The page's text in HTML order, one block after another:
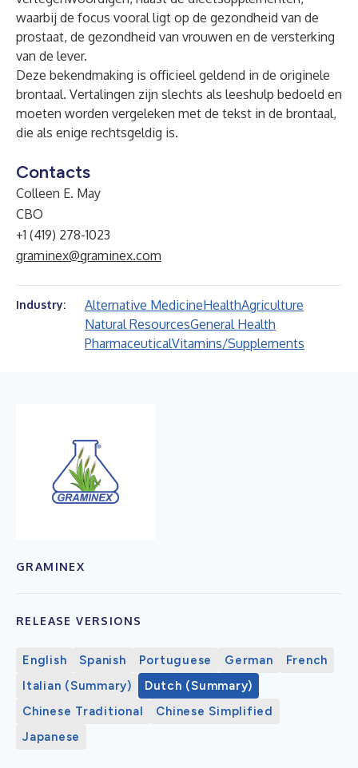
waarbij de focus vooral ligt op de gezondheid van de
prostaat, de gezondheid van vrouwen en de versterking
van de lever.
Deze bekendmaking is officieel geldend in de originele
brontaal. Vertalingen zijn slechts als leeshulp bedoeld en
moeten worden vergeleken met de tekst in de brontaal,
die als enige rechtsgeldig is.
Contacts
Colleen E. May
CBO
+1 (419) 278-1023
graminex@graminex.com
Industry: Alternative MedicineHealthAgriculture
Natural ResourcesGeneral Health
PharmaceuticalVitamins/Supplements
GRAMINEX
RELEASE VERSIONS
English Spanish Portuguese German
French
Italian (Summary)
Dutch (Summary)
Chinese Traditional
Chinese Simplified
Japanese